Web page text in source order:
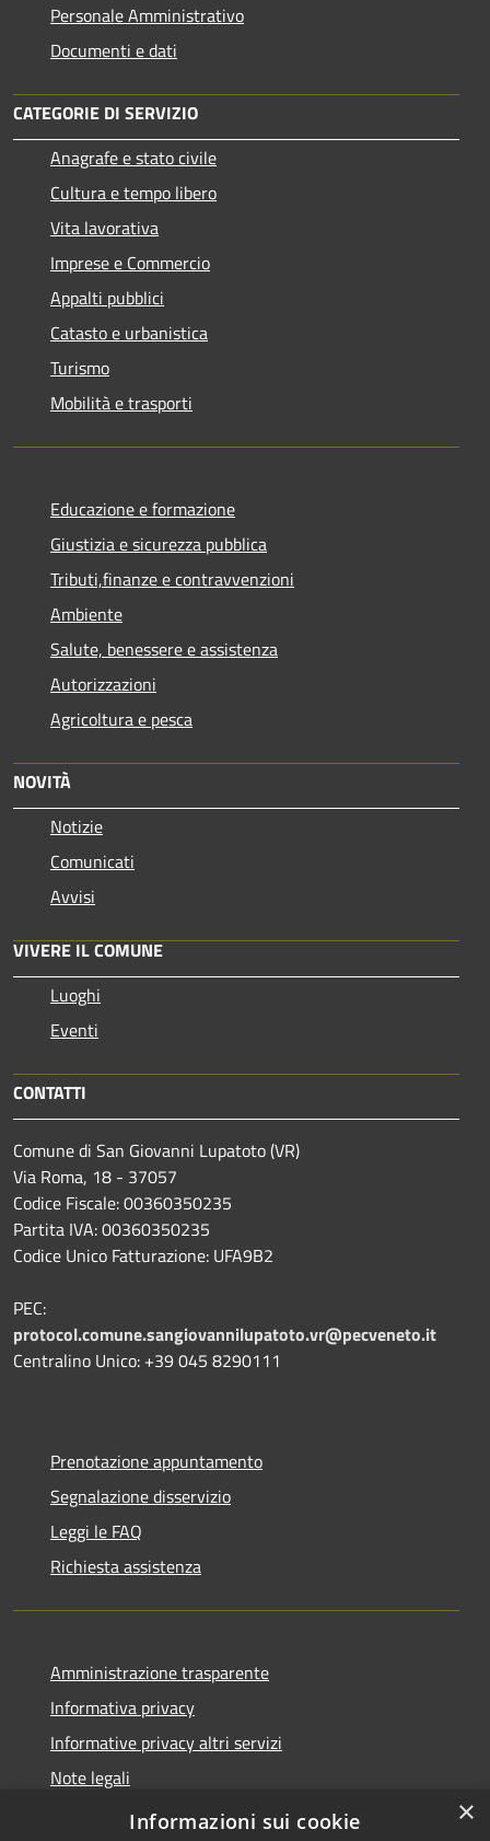
Personale Amministrativo
Documenti e dati
CATEGORIE DI SERVIZIO
Anagrafe e stato civile
Cultura e tempo libero
Vita lavorativa
Imprese e Commercio
Appalti pubblici
Catasto e urbanistica
Turismo
Mobilità e trasporti
Educazione e formazione
Giustizia e sicurezza pubblica
Tributi,finanze e contravvenzioni
Ambiente
Salute, benessere e assistenza
Autorizzazioni
Agricoltura e pesca
NOVITÀ
Notizie
Comunicati
Avvisi
VIVERE IL COMUNE
Luoghi
Eventi
CONTATTI
Comune di San Giovanni Lupatoto (VR)
Via Roma, 18 - 37057
Codice Fiscale: 00360350235
Partita IVA: 00360350235
Codice Unico Fatturazione: UFA9B2
PEC:
protocol.comune.sangiovannilupatoto.vr@pecveneto.it
Centralino Unico: +39 045 8290111
Prenotazione appuntamento
Segnalazione disservizio
Leggi le FAQ
Richiesta assistenza
Amministrazione trasparente
Informativa privacy
Informative privacy altri servizi
Note legali
Dichiarazione di accessibilità
×
Informazioni sui cookie